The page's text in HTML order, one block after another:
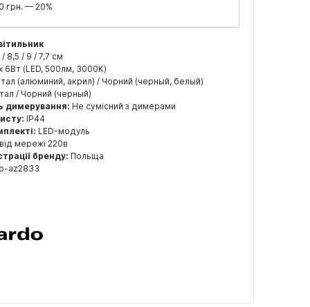
грн. — 20%
/ 8,5 / 9 / 7,7 см
6Вт (LED, 500лм, 3000K)
(алюминий, акрил) / Чорний (черный, белый)
/ Чорний (черный)
димерування: Не сумісний з димерами
IP44
LED-модуль
від мережі 220в
бренду: Польща
az2833